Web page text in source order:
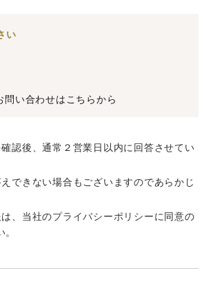
い
問い合わせはこちらから
認後、通常２営業日以内に回答させてい
できない場合もございますのであらかじ
、当社のプライバシーポリシーに同意の